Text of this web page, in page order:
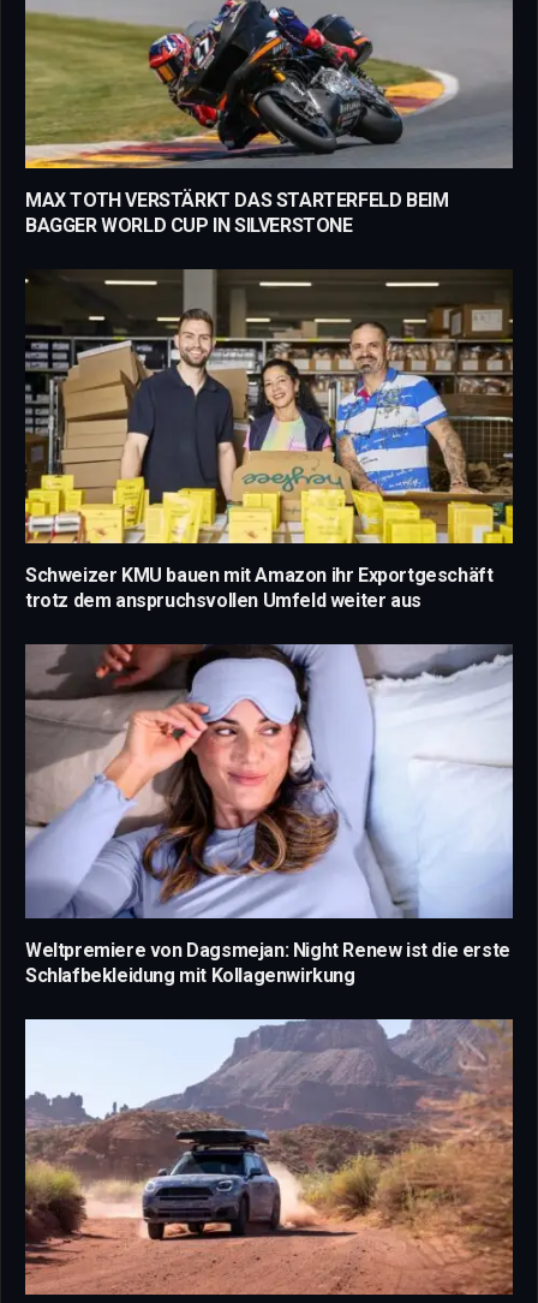
MAX TOTH VERSTÄRKT DAS STARTERFELD BEIM
BAGGER WORLD CUP IN SILVERSTONE
Schweizer KMU bauen mit Amazon ihr Exportgeschäft
trotz dem anspruchsvollen Umfeld weiter aus
Weltpremiere von Dagsmejan: Night Renew ist die erste
Schlafbekleidung mit Kollagenwirkung